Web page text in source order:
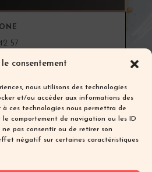
consentement
nous utilisons des technologies
et/ou accéder aux informations des
ces technologies nous permettra de
comportement de navigation ou les ID
pas consentir ou de retirer son
négatif sur certaines caractéristiques
57